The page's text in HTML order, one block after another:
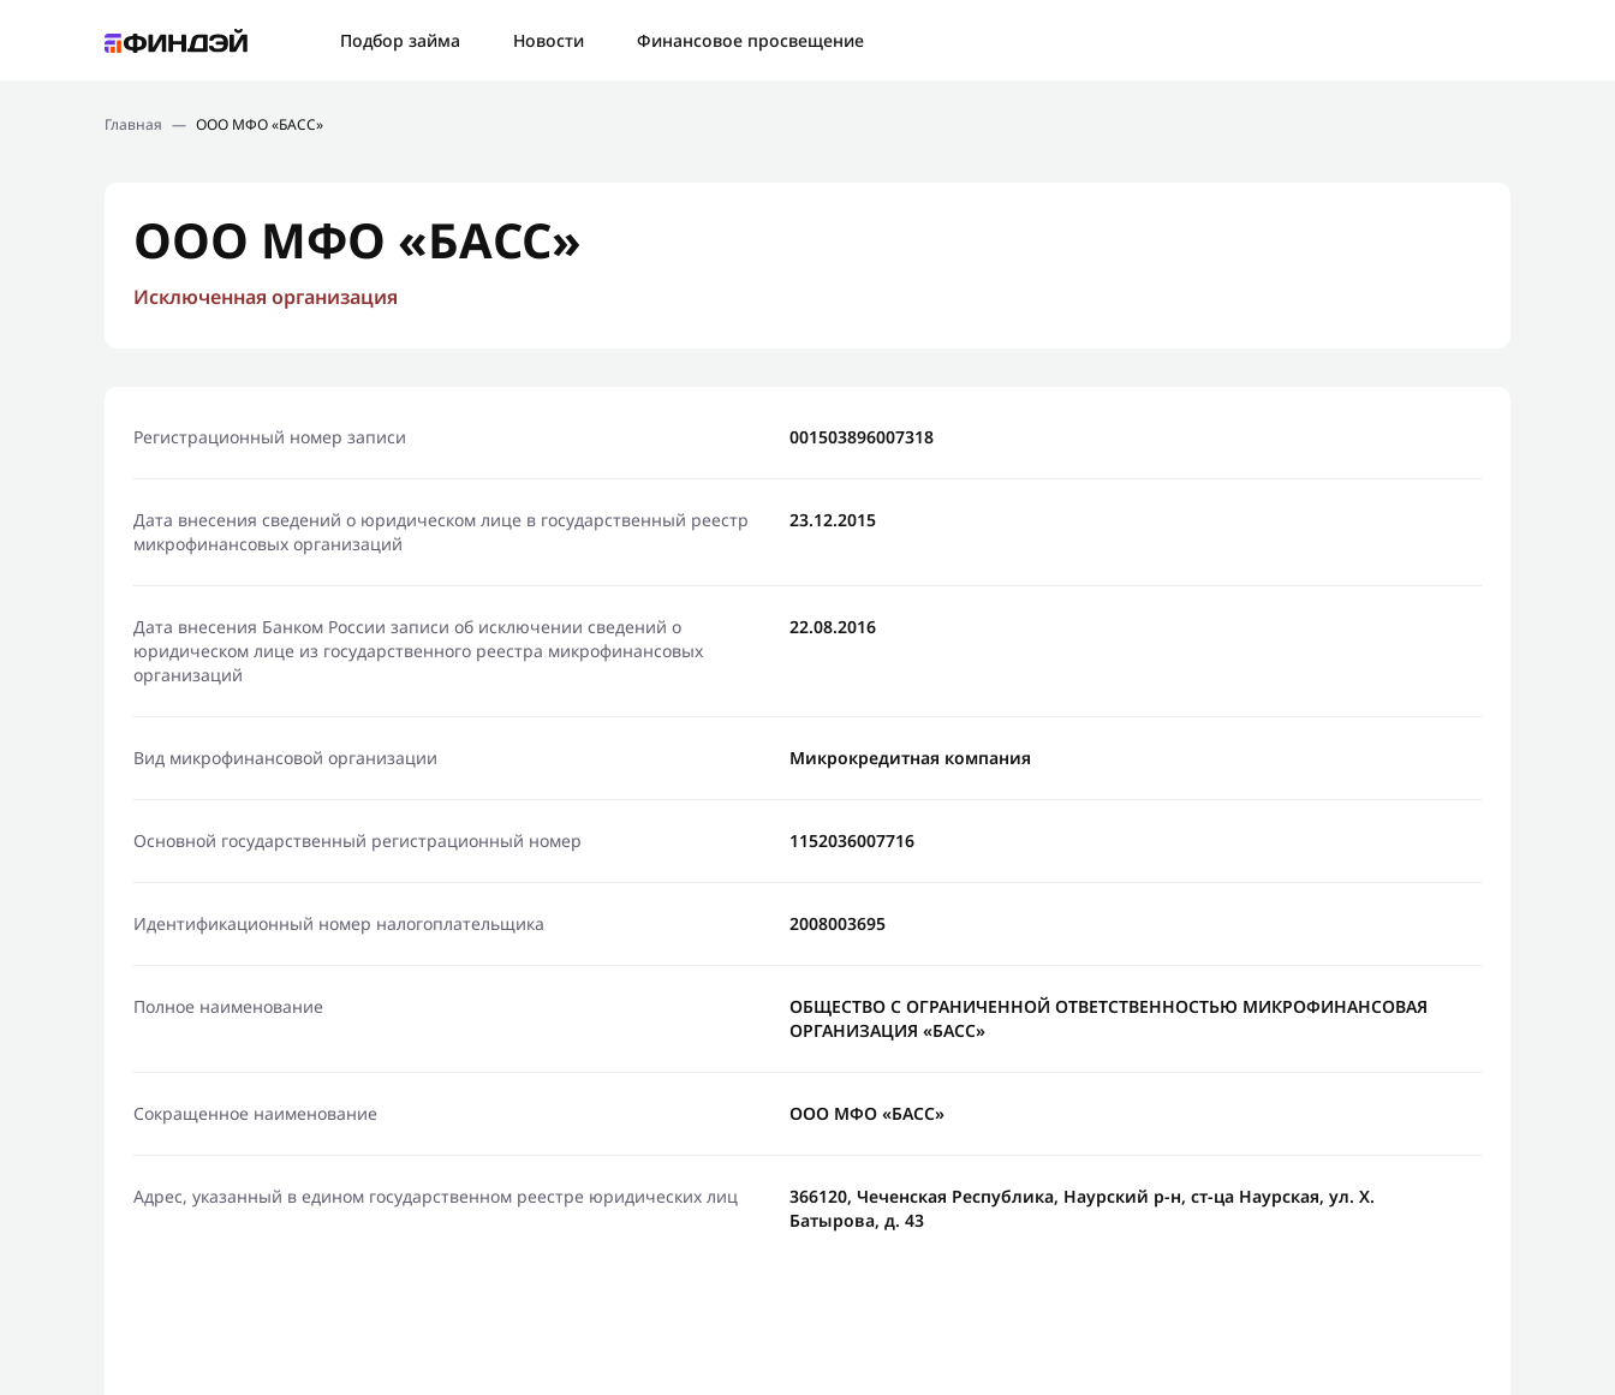
Подбор займа Новости
Финансовое просвещение
Новости
Главная — ООО МФО «БАСС»
ООО МФО «БАСС»
Исключенная организация
Регистрационный номер записи 001503896007318
Дата внесения сведений о юридическом лице в государственный реестр
микрофинансовых организаций
23.12.2015
Дата внесения Банком России записи об исключении сведений о
юридическом лице из государственного реестра микрофинансовых
организаций
22.08.2016
Вид микрофинансовой организации Микрокредитная компания
Основной государственный регистрационный номер 1152036007716
Идентификационный номер налогоплательщика 2008003695
Полное наименование
ОБЩЕСТВО С ОГРАНИЧЕННОЙ ОТВЕТСТВЕННОСТЬЮ МИКРОФИНАНСОВАЯ
ОРГАНИЗАЦИЯ «БАСС»
Сокращенное наименование ООО МФО «БАСС»
Адрес, указанный в едином государственном реестре юридических лиц
366120, Чеченская Республика, Наурский р-н, ст-ца Наурская, ул. Х.
Батырова, д. 43
Ошибка: Контактная форма не найдена.